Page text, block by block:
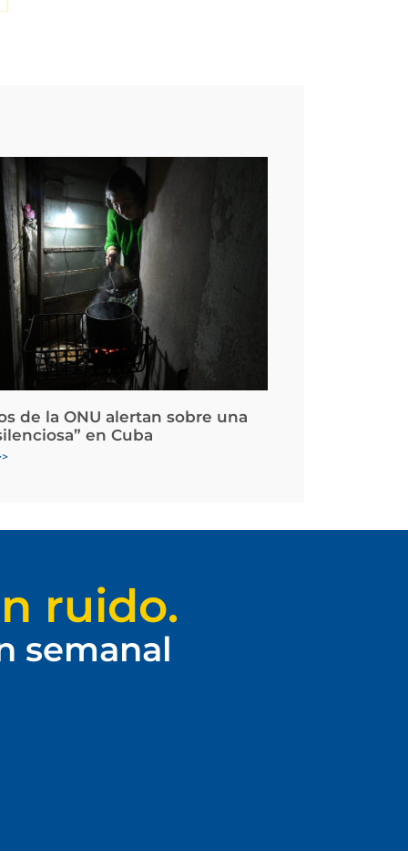
de la ONU alertan sobre una
en Cuba
ruido.
semanal